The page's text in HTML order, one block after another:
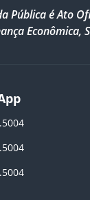
Pública é Ato
Econômica,